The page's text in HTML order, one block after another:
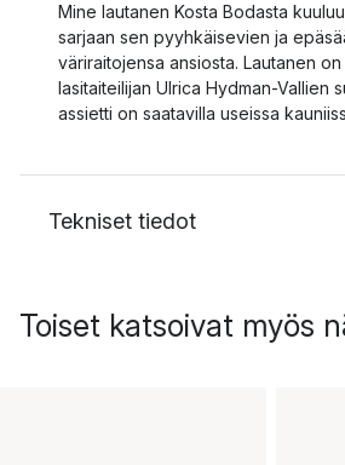
Mine lautanen Kosta Bodasta
sarjaan sen pyyhkäisevien ja
väriraitojensa ansiosta. Lautanen
lasitaiteilijan Ulrica Hydman-Vallien
assietti on saatavilla useissa
Tekniset tiedot
Toiset katsoivat myös